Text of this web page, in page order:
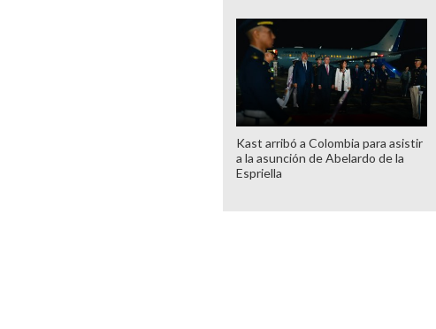
Kast arribó a Colombia para asistir
a la asunción de Abelardo de la
Espriella